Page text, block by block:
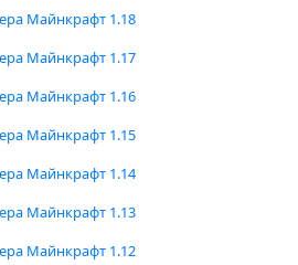
Майнкрафт 1.18
Майнкрафт 1.17
Майнкрафт 1.16
Майнкрафт 1.15
Майнкрафт 1.14
Майнкрафт 1.13
Майнкрафт 1.12